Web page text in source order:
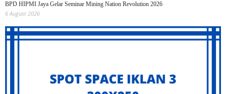
BPD HIPMI Jaya Gelar Seminar Mining Nation Revolution 2026
6 August 2026